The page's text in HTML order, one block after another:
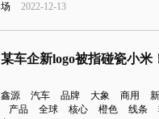
场
2022-12-13
某车企新logo被指碰瓷小米
鑫源 汽车 品牌 大象 商用
产品
全球 核心 橙色 线条